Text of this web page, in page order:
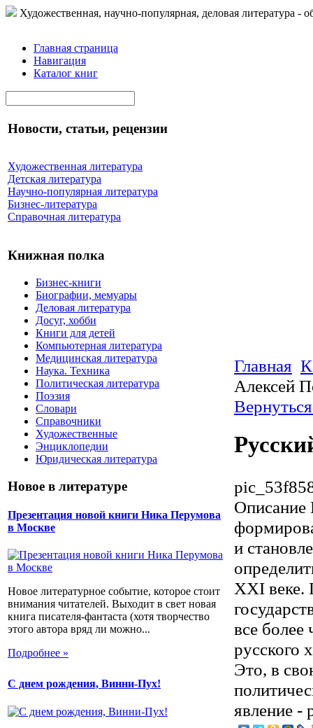
Художественная, научно-популярная, деловая литература -
Главная страница
Навигация
Каталог книг
Новости, статьи, рецензии
Художественная литература
Детская литература
Научно-популярная литература
Бизнес-литература
Справочная литература
Книжная полка
Бизнес-книги
Биографии, мемуары
Деловая литература
Досуг, хобби
Книги для детей
Компьютерная литература
Медицинская литература
Наука. Техника
Политическая литература
Поэзия
Словари
Справочники
Художественные
Энциклопедии
Юридическая литература
Новое в литературе
Презентация новой книги Ника Перумова
в Москве
Новое литературное событие, которое стоит
внимания читателей. Выходит в свет новая
книга писателя-фантаста (хотя творчество
этого автора вряд ли можно...
Подробнее »
С днем рождения, Винни-Пух!
Главная
Алексей
Описание
и
XXI веке.
все более
русского
Это, в
явление -